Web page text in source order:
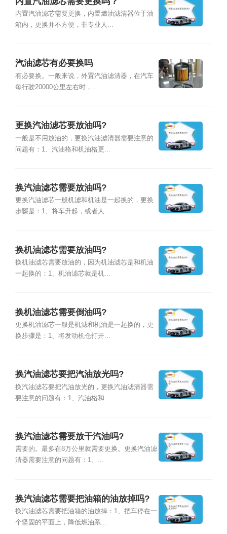
内置汽油滤芯需要更换，内置燃油滤清器位于油
箱内，更换并不方便，非专业人...
汽油滤芯有必要换吗
有必要换。一般来说，外置汽油滤清器，在汽车
每行驶20000公里左右时，...
更换汽油滤芯要放油吗?
一般是不用放油的，更换汽油滤清器需要注意的
问题有：1、汽油格和机油格更...
换汽油滤芯需要放油吗?
更换汽油滤芯一般机滤和机油是一起换的，更换
步骤是：1、将车升起，或者人...
换机油滤芯需要放油吗?
换机油滤芯需要放油的，因为机油滤芯是和机油
一起换的：1、机油滤芯就是机...
换机油滤芯需要倒油吗?
更换机油滤芯一般是机滤和机油是一起换的，更
换步骤是：1、将发动机仓打开...
换汽油滤芯要把汽油放光吗?
换汽油滤芯要把汽油放光的，更换汽油滤清器需
要注意的问题有：1、汽油格和...
换汽油滤芯需要放干汽油吗?
需要的。最多在8万公里就需要更换。更换汽油滤
清器需要注意的问题有：1、...
换汽油滤芯需要把油箱的油放掉吗?
换汽油滤芯需要把油箱的油放掉：1、把车停在一
个坚固的平面上，降低燃油系...